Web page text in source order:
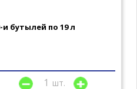
бутылей по 19 л
шт.